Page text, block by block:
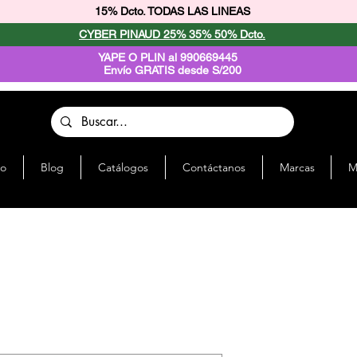
15% Dcto. TODAS LAS LINEAS
CYBER PINAUD 25% 35% 50% Dcto.
YAPE O PLIN al 990669445
Envío GRATIS desde S/200
Blog Catálogos Contáctanos Marcas